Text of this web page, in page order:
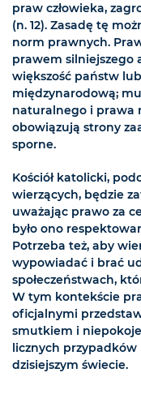
praw człowieka,
(n. 12). Zasadę tę
norm prawnych.
prawem silniejszego
większość państw
międzynarodową;
naturalnego i prawa
obowiązują strony
sporne.
Kościół katolicki,
wierzących, będzie
uważając prawo za
było ono
Potrzeba też, aby
wypowiadać i brać
społeczeństwach,
W tym kontekście
oficjalnymi
smutkiem i
licznych
dzisiejszym świecie.